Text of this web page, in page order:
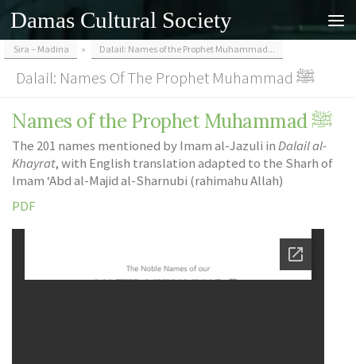
Skip to content
Damas Cultural Society
Sira – Madina » Dalail: Names of the Prophet Muhammad...
Dalail: Names Of The Prophet Muhammad ﷺ
Names of the Prophet Muhammad ﷺ
The 201 names mentioned by Imam al-Jazuli inDalail al-
Khayrat, with English translation adapted to the Sharh of
Imam ‘Abd al-Majid al-Sharnubi (rahimahu Allah)
PDF